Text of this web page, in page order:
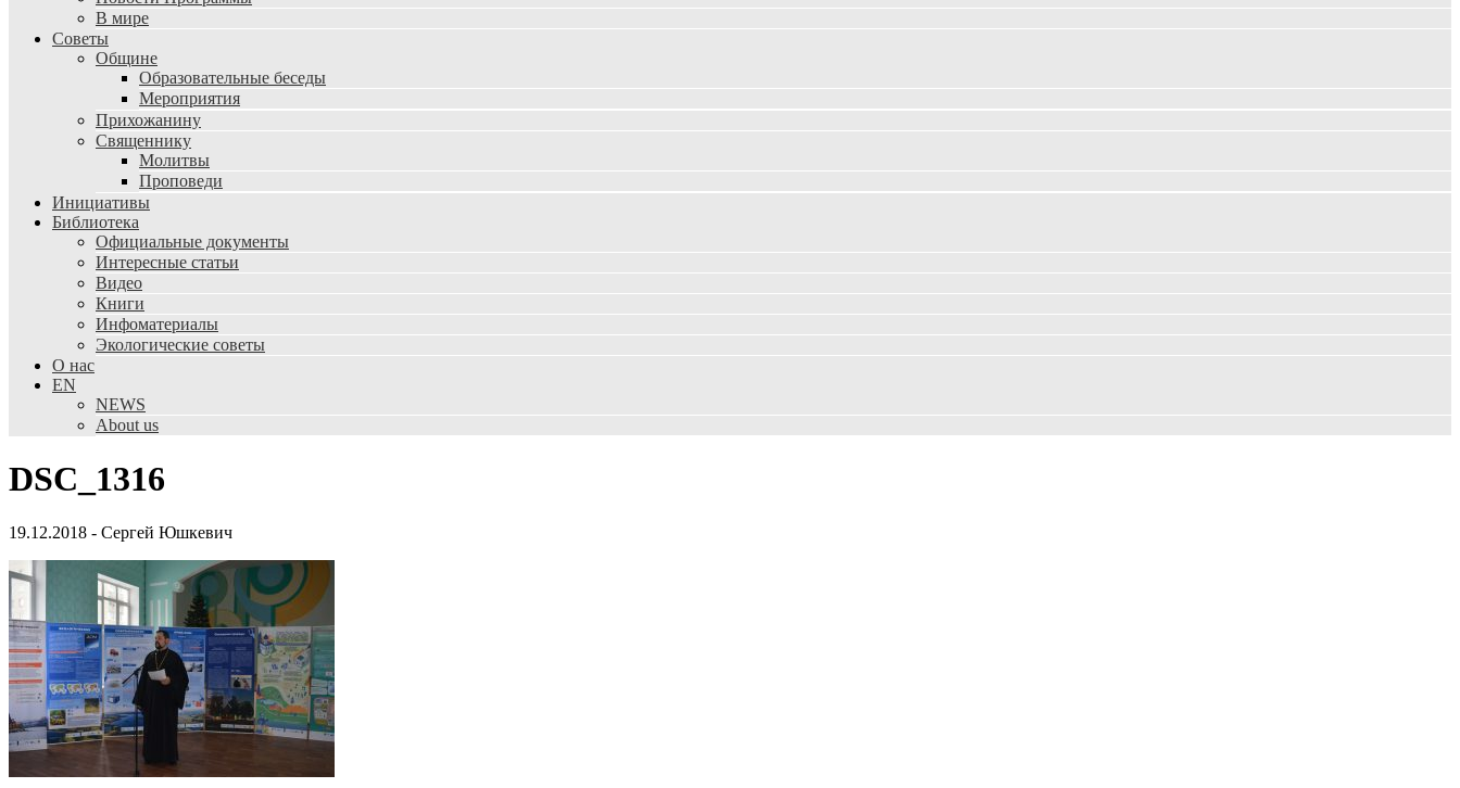
В мире
Советы
Общине
Образовательные беседы
Мероприятия
Прихожанину
Священнику
Молитвы
Проповеди
Инициативы
Библиотека
Официальные документы
Интересные статьи
Видео
Книги
Инфоматериалы
Экологические советы
О нас
EN
NEWS
About us
DSC_1316
19.12.2018 - Сергей Юшкевич